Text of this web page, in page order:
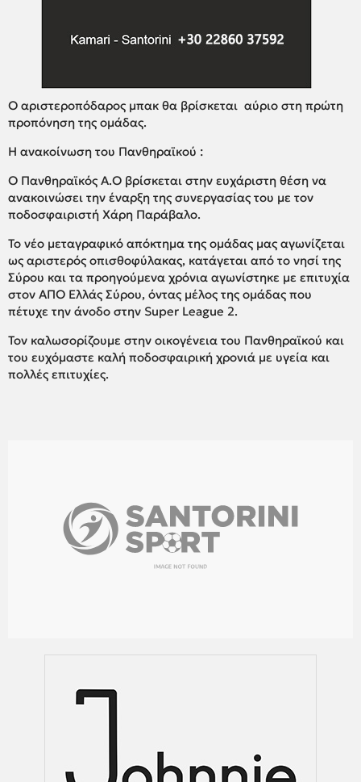
Ο αριστεροπόδαρος μπακ θα βρίσκεται αύριο στη πρώτη
προπόνηση της ομάδας.
Η ανακοίνωση του Πανθηραϊκού :
Ο Πανθηραϊκός Α.Ο βρίσκεται στην ευχάριστη θέση να
ανακοινώσει την έναρξη της συνεργασίας του με τον
ποδοσφαιριστή Χάρη Παράβαλο.
Το νέο μεταγραφικό απόκτημα της ομάδας μας αγωνίζεται
ως αριστερός οπισθοφύλακας, κατάγεται από το νησί της
Σύρου και τα προηγούμενα χρόνια αγωνίστηκε με επιτυχία
στον ΑΠΟ Ελλάς Σύρου, όντας μέλος της ομάδας που
πέτυχε την άνοδο στην Super League 2.
Τον καλωσορίζουμε στην οικογένεια του Πανθηραϊκού και
του ευχόμαστε καλή ποδοσφαιρική χρονιά με υγεία και
πολλές επιτυχίες.